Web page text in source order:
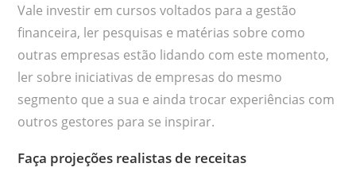
Vale investir em cursos voltados para a gestão
financeira, ler pesquisas e matérias sobre como
outras empresas estão lidando com este momento,
ler sobre iniciativas de empresas do mesmo
segmento que a sua e ainda trocar experiências com
outros gestores para se inspirar.
Faça projeções realistas de receitas